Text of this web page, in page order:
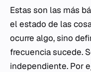
Estas son las más
el estado de las
ocurre algo, sino
frecuencia sucede.
independiente. Por